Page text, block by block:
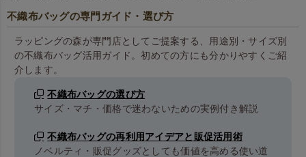
不織布バッグの専門ガイド・選び方
ラッピングの森が専門店としてご提案する、用途別・サイズ別
の不織布バッグ活用ガイド。初めての方にも分かりやすくご紹
介します。
不織布バッグの選び方
サイズ・マチ・価格で迷わないための実例付き解説
不織布バッグの再利用アイデアと販促活用術
ノベルティ・販促グッズとしても価値を高める使い道